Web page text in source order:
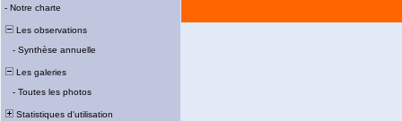
- Notre charte
Les observations
- Synthèse annuelle
Les galeries
- Toutes les photos
Statistiques d'utilisation